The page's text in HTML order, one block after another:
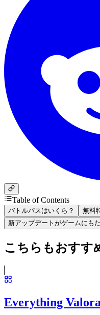
Table of Contents
バトルパスはいくら？ 無料
新アップデートがゲームにも
こちらもおすす
Everything